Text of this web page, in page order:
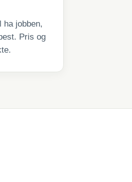
ha jobben,
Pris og